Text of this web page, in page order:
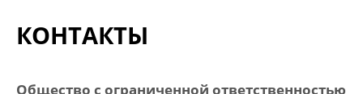
КОНТАКТЫ
Общество с ограниченной ответственностью